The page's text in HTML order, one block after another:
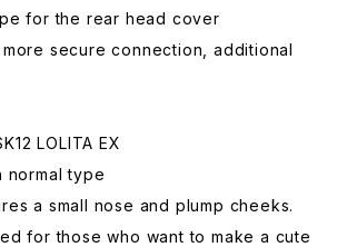
for the rear head cover
secure connection, additional
LOLITA EX
normal type
a small nose and plump cheeks.
for those who want to make a cute